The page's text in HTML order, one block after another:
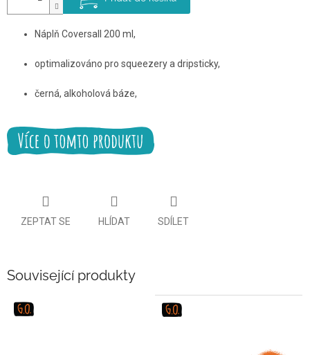
Náplň Coversall 200 ml,
optimalizováno pro squeezery a dripsticky,
černá, alkoholová báze,
ZEPTAT SE HLÍDAT SDÍLET
Související produkty